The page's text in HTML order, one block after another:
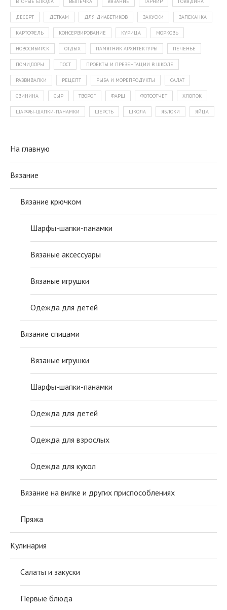
ДЕСЕРТ ДЕТКАМ ДЛЯ ДИАБЕТИКОВ ЗАКУСКИ ЗАПЕКАНКА
КАРТОФЕЛЬ КОНСЕРВИРОВАНИЕ КУРИЦА МОРКОВЬ
НОВОСИБИРСК ОТДЫХ ПАМЯТНИК АРХИТЕКТУРЫ ПЕЧЕНЬЕ
ПОМИДОРЫ ПОСТ ПРОЕКТЫ И ПРЕЗЕНТАЦИИ В ШКОЛЕ
РАЗВИВАЛКИ РЕЦЕПТ РЫБА И МОРЕПРОДУКТЫ САЛАТ
СВИНИНА СЫР ТВОРОГ ФАРШ ФОТООТЧЕТ ХЛОПОК
ШАРФЫ-ШАПКИ-ПАНАМКИ ШЕРСТЬ ШКОЛА ЯБЛОКИ ЯЙЦА
На главную
Вязание
Вязание крючком
Шарфы-шапки-панамки
Вязаные аксессуары
Вязаные игрушки
Одежда для детей
Вязание спицами
Вязаные игрушки
Шарфы-шапки-панамки
Одежда для детей
Одежда для взрослых
Одежда для кукол
Вязание на вилке и других приспособлениях
Пряжа
Кулинария
Салаты и закуски
Первые блюда